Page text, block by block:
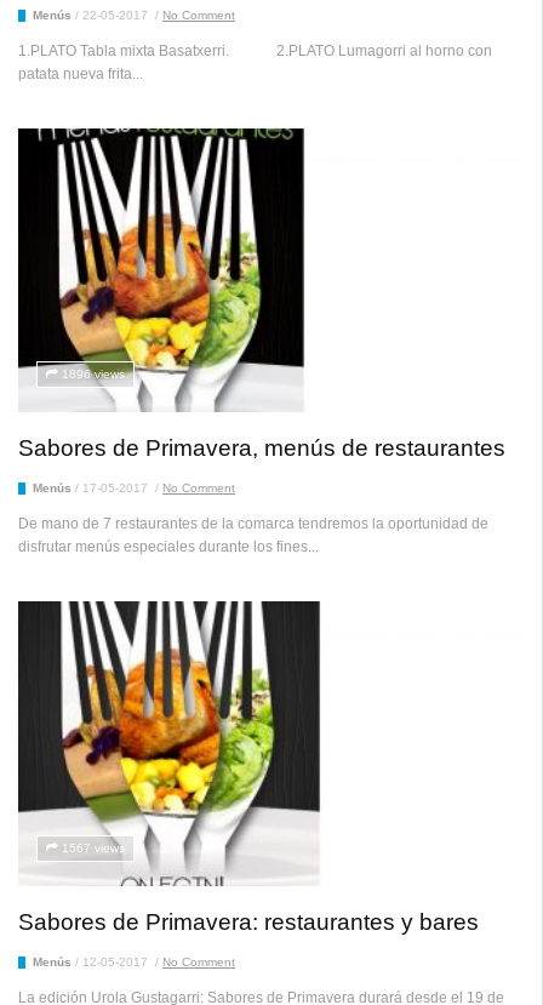
Menús / 22-05-2017 / No Comment
1.PLATO Tabla mixta Basatxerri. 2.PLATO Lumagorri al horno con
patata nueva frita...
1896 views
Sabores de Primavera, menús de restaurantes
Menús / 17-05-2017 / No Comment
De mano de 7 restaurantes de la comarca tendremos la oportunidad de
disfrutar menús especiales durante los fines...
1567 views
Sabores de Primavera: restaurantes y bares
Menús / 12-05-2017 / No Comment
La edición Urola Gustagarri: Sabores de Primavera durará desde el 19 de